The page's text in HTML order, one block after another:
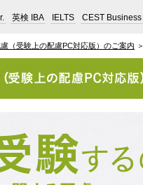
英検 IBA IELTS CEST Business
（受験上の配慮PC対応版）のご案内 ＞